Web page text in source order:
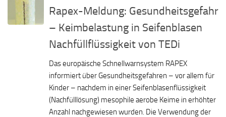
Rapex-Meldung: Gesundheitsgefahr
– Keimbelastung in Seifenblasen
Nachfüllflüssigkeit von TEDi
Das europäische Schnellwarnsystem RAPEX
informiert über Gesundheitsgefahren – vor allem für
Kinder – nachdem in einer Seifenblasenflüssigkeit
(Nachfülllösung) mesophile aerobe Keime in erhöhter
Anzahl nachgewiesen wurden. Die Verwendung der